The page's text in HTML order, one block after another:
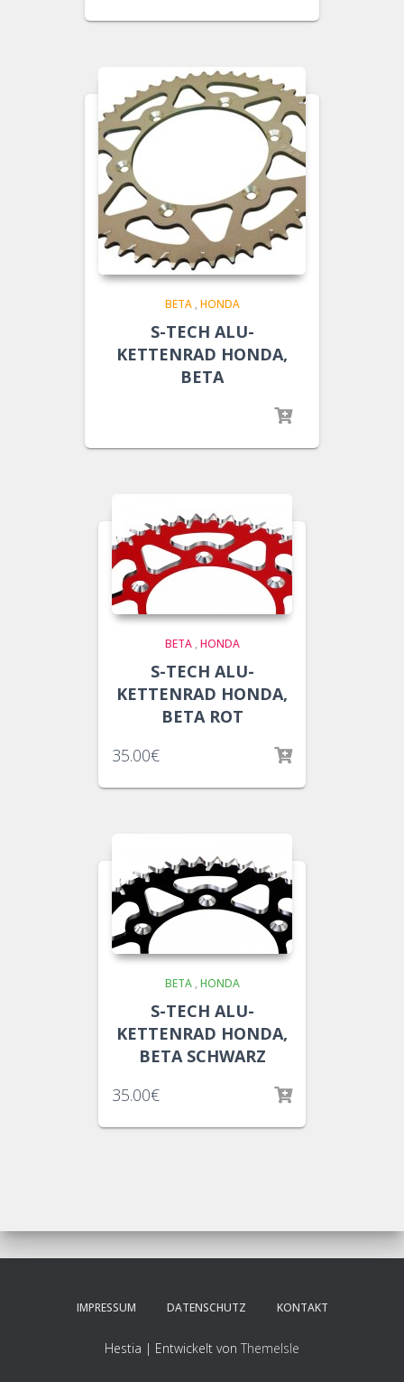
BETA, HONDA
S-TECH ALU-
KETTENRAD HONDA,
BETA
BETA, HONDA
S-TECH ALU-
KETTENRAD HONDA,
BETA ROT
35.00€
BETA, HONDA
S-TECH ALU-
KETTENRAD HONDA,
BETA SCHWARZ
35.00€
IMPRESSUM DATENSCHUTZ KONTAKT
Hestia | Entwickelt von ThemeIsle